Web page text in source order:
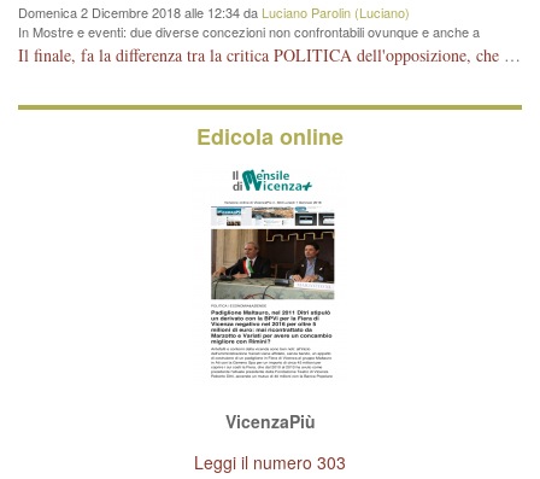
Domenica 2 Dicembre 2018 alle 12:34 da Luciano Parolin (Luciano)
In Mostre e eventi: due diverse concezioni non confrontabili ovunque e anche a
Vicenza
Il finale, fa la differenza tra la critica POLITICA dell'opposizione, che ha perso le elezioni ed è minoranza e non trova altri argomenti per politicizzare sul sito qua o là ? La critica d'arte invece è un'altra cosa che lascio agli altri. Per ora mi basta la lezione magistrale del prof. Giulianati.
Edicola online
VicenzaPiù
Leggi il numero 303